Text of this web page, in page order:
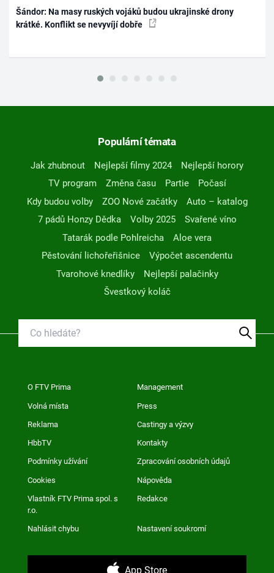
Šándor: Na masy ruských vojáků budou ukrajinské drony
krátké. Konflikt se nevyvíjí dobře
Populární témata
Jak zhubnout Nejlepší filmy 2024
Nejlepší horory
TV program
Změna času Partie
Počasí
Kdy budou volby
ZOO Nové začátky
Auto – katalog
7 pádů Honzy Dědka
Volby 2025
Svařené víno
Tatarák podle Pohlreicha
Aloe vera
Pěstování lichořeřišnice
Výpočet ascendentu
Tvarohové knedlíky
Nejlepší palačinky
Švestkový koláč
O FTV Prima Management
Volná místa Press
Reklama Castingy a výzvy
HbbTV Kontakty
Podmínky užívání Zpracování osobních údajů
Cookies Nápověda
Vlastník FTV Prima spol. s
r.o.
Redakce
Nahlásit chybu Nastavení soukromí
App Store